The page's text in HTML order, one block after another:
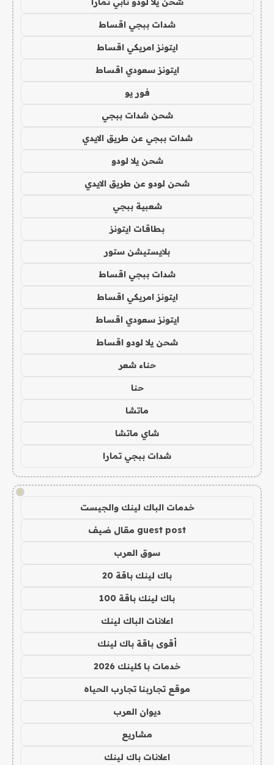
شدات ببجي اقساط
ايتونز امريكي اقساط
ايتونز سعودي اقساط
فور يو
شحن شدات ببجي
شدات ببجي عن طريق الايدي
شحن يلا لودو
شحن لودو عن طريق الايدي
شعبية ببجي
بطاقات ايتونز
بلايستيشن ستور
شدات ببجي اقساط
ايتونز امريكي اقساط
ايتونز سعودي اقساط
شحن يلا لودو اقساط
حناء شعر
حنا
ماتشا
شاي ماتشا
شدات ببجي تمارا
!
خدمات الباك لينك والجيست
guest post مقال ضيف
سوق العرب
باك لينك باقة 20
باك لينك باقة 100
اعلانات الباك لينك
أقوى باقة باك لينك
خدمات با كلينك 2026
موقع تجاربنا تجارب الحياه
ديوان العرب
مشاريع
اعلانات باك لينك